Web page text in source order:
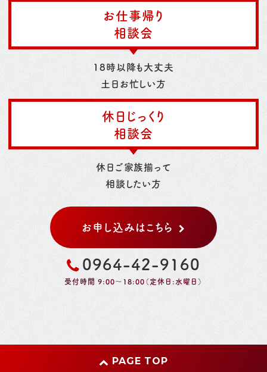
お仕事帰り
相談会
18時以降も大丈夫
土日お忙しい方
休日じっくり
相談会
休日ご家族揃って
相談したい方
お申し込みはこちら
0964-42-9160
受付時間 9:00～18:00（定休日:水曜日）
PAGE TOP